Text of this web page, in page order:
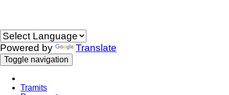
Powered by Translate
Toggle navigation
Tramits